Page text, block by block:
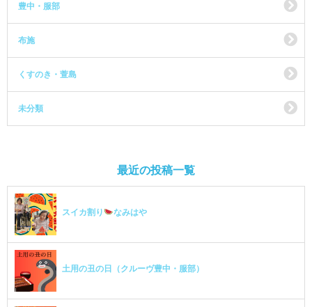
豊中・服部
布施
くすのき・萱島
未分類
最近の投稿一覧
スイカ割り なみはや
土用の丑の日（クルーヴ豊中・服部）